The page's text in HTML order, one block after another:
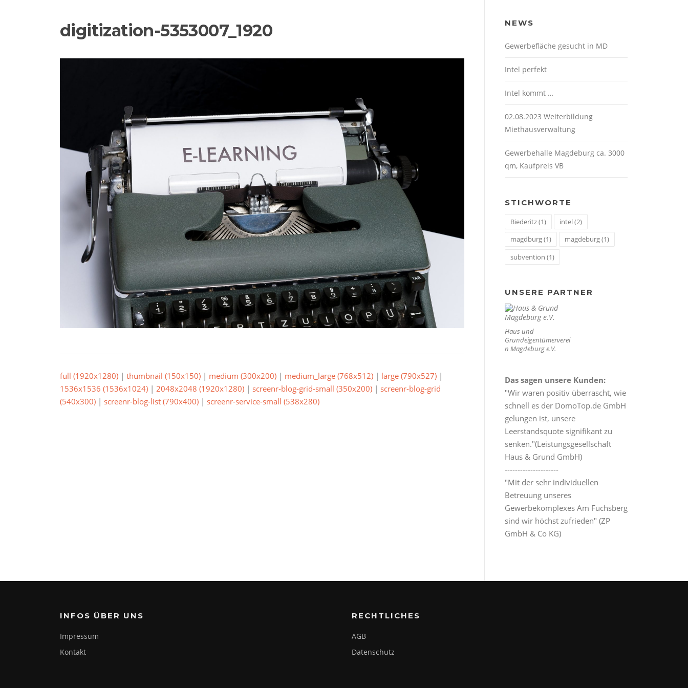
digitization-5353007_1920
full (1920x1280) | thumbnail (150x150) | medium (300x200) | medium_large (768x512) | large (790x527) |
1536x1536 (1536x1024) | 2048x2048 (1920x1280) | screenr-blog-grid-small (350x200) | screenr-blog-grid
(540x300) | screenr-blog-list (790x400) | screenr-service-small (538x280)
NEWS
Gewerbefläche gesucht in MD
Intel perfekt
Intel kommt …
02.08.2023 Weiterbildung
Miethausverwaltung
Gewerbehalle Magdeburg ca. 3000
qm, Kaufpreis VB
STICHWORTE
Biederitz(1) intel(2)
magdburg(1) magdeburg(1)
subvention (1)
UNSERE PARTNER
Haus und
Grundeigentümerverei
n Magdeburg e.V.
Das sagen unsere Kunden:
"Wir waren positiv überrascht, wie
schnell es der DomoTop.de GmbH
gelungen ist, unsere
Leerstandsquote signifikant zu
senken."(Leistungsgesellschaft
Haus & Grund GmbH)
---------------------
"Mit der sehr individuellen
Betreuung unseres
Gewerbekomplexes Am Fuchsberg
sind wir höchst zufrieden" (ZP
GmbH & Co KG)
INFOS ÜBER UNS
Impressum
Kontakt
RECHTLICHES
AGB
Datenschutz